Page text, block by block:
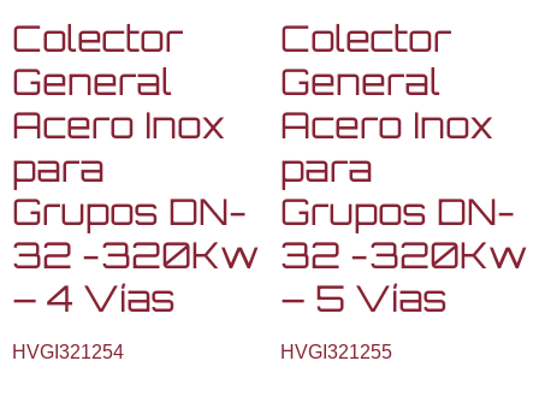
Colector
General
Acero Inox
para
Grupos DN-
32 -320Kw
– 4 Vías
HVGI321254
Colector
General
Acero Inox
para
Grupos DN-
32 -320Kw
– 5 Vías
HVGI321255